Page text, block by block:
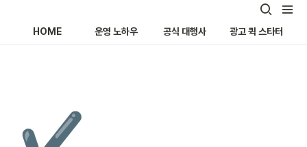
HOME 운영 노하우 공식 대행사 광고 퀵 스타터